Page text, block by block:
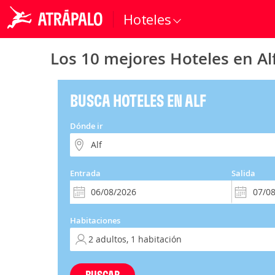
Hoteles
Los 10 mejores Hoteles en
BUSCA HOTELES EN ALF
Dónde ir
Entrada Salida
Habitaciones